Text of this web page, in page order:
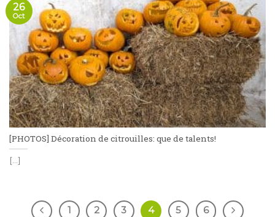
[PHOTOS] Décoration de citrouilles: que de talents!
[...]
26
Oct
1 2 3 4 5 6